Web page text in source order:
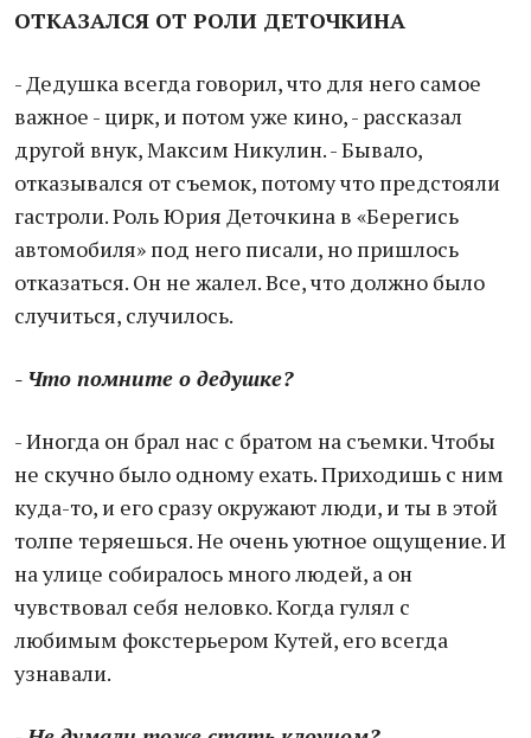
ОТКАЗАЛСЯ ОТ РОЛИ ДЕТОЧКИНА
- Дедушка всегда говорил, что для него самое
важное - цирк, и потом уже кино, - рассказал
другой внук, Максим Никулин. - Бывало,
отказывался от съемок, потому что предстояли
гастроли. Роль Юрия Деточкина в «Берегись
автомобиля» под него писали, но пришлось
отказаться. Он не жалел. Все, что должно было
случиться, случилось.
- Что помните о дедушке?
- Иногда он брал нас с братом на съемки. Чтобы
не скучно было одному ехать. Приходишь с ним
куда-то, и его сразу окружают люди, и ты в этой
толпе теряешься. Не очень уютное ощущение. И
на улице собиралось много людей, а он
чувствовал себя неловко. Когда гулял с
любимым фокстерьером Кутей, его всегда
узнавали.